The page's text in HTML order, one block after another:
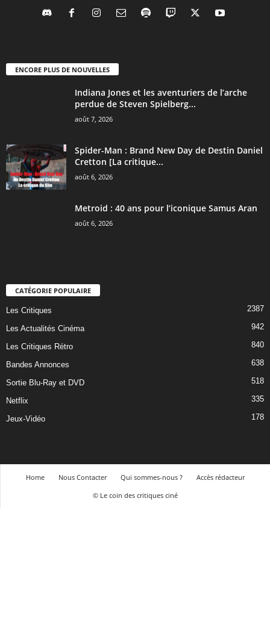
ENCORE PLUS DE NOUVELLES
Indiana Jones et les aventuriers de l’arche
perdue de Steven Spielberg...
août 7, 2026
Spider-Man : Brand New Day de Destin Daniel
Cretton [La critique...
août 6, 2026
Metroid : 40 ans pour l’iconique Samus Aran
août 6, 2026
CATÉGORIE POPULAIRE
Les Critiques 2387
Les Actualités Cinéma 942
Les Critiques Rétro 840
Bandes Annonces 638
Sortie Blu-Ray et DVD 518
Netflix 335
Jeux-Vidéo 178
Home Nous Contacter Qui sommes-nous ?
Accès rédacteur
© Le coin des critiques ciné